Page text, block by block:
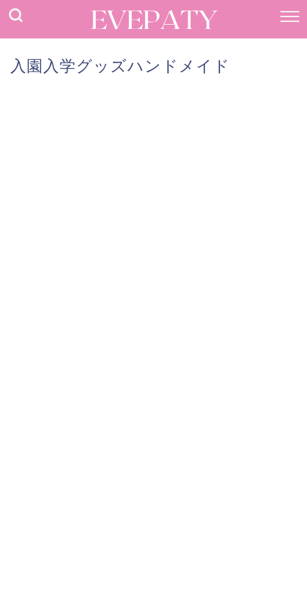
入園入学グッズハンドメイド